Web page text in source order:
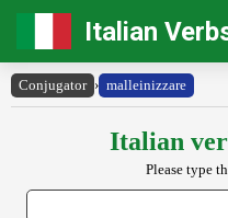
Italian
Conjugator › malleinizzare
Italian
Please type